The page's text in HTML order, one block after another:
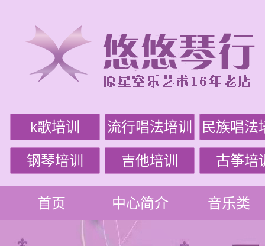
k歌培训 流行唱法培训 民族唱法
钢琴培训 吉他培训 古筝培
首页 中心简介 音乐类